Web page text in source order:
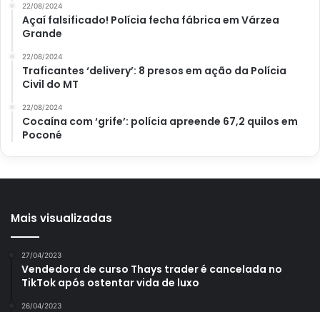
22/08/2024
Açaí falsificado! Polícia fecha fábrica em Várzea
Grande
22/08/2024
Traficantes ‘delivery’: 8 presos em ação da Polícia
Civil do MT
22/08/2024
Cocaína com ‘grife’: polícia apreende 67,2 quilos em
Poconé
Mais visualizadas
27/04/2023
Vendedora de curso Thays trader é cancelada no
TikTok após ostentar vida de luxo
26/04/2023